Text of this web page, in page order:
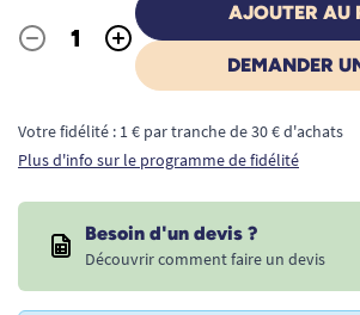
Quantité
- +
AJOUTER AU
DEMANDER
Votre fidélité : 1 € par tranche de 30 € d'achats
Plus d'info sur le programme de fidélité
Besoin d'un devis ?
Découvrir comment faire un devis